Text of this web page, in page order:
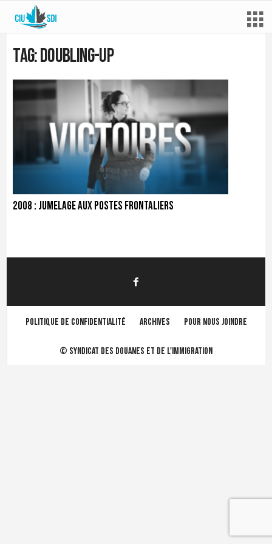
Tag: doubling-up
2008 : Jumelage aux postes frontaliers
Politique de confidentialité Archives Pour nous joindre
© Syndicat des douanes et de l'immigration